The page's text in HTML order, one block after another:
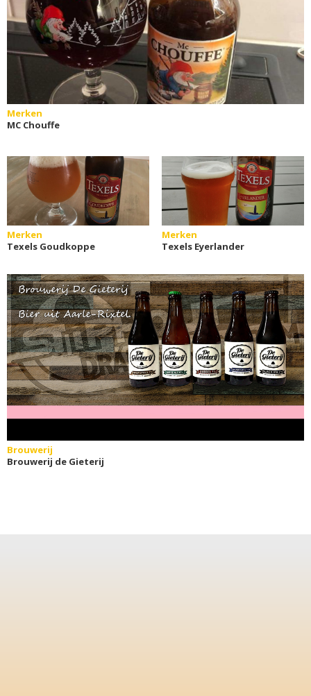
Merken
MC Chouffe
Merken
Texels Goudkoppe
Merken
Texels Eyerlander
Brouwerij
Brouwerij de Gieterij